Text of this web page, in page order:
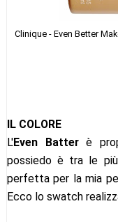
Clinique - Even Better
IL COLORE
L'Even Batterè
possiedo è tra le
perfetta per la mia
Ecco lo swatch